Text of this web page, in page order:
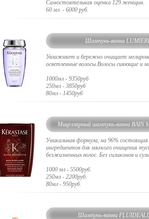
Самостоятельная оценка 129 женщин.
60 мл. - 6000 руб.
Шампунь-ванна
Увлажняет и бережно очищает
осветленные волосы.Волосы сияющие и
1000мл - 9350руб
250мл - 3850руб
80мл - 1450руб
Мицеллярный шампунь-ванна BAIN
Уникальная формула, на 96%
ингредиентов для мягкого очищения
безжизненных волос. Без силиконов и
1000 мл - 5500руб.
250мл - 2200руб.
80мл - 950руб.
Шампунь-ванна